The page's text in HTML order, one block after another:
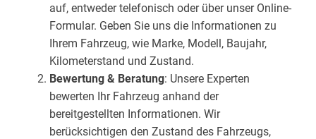
auf, entweder telefonisch oder über unser Online-
Formular. Geben Sie uns die Informationen zu
Ihrem Fahrzeug, wie Marke, Modell, Baujahr,
Kilometerstand und Zustand.
Bewertung & Beratung: Unsere Experten
bewerten Ihr Fahrzeug anhand der
bereitgestellten Informationen. Wir
berücksichtigen den Zustand des Fahrzeugs,